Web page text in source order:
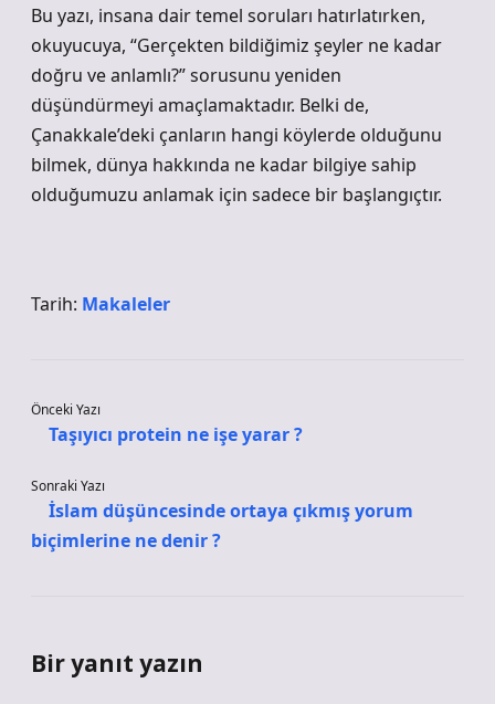
Bu yazı, insana dair temel soruları hatırlatırken,
okuyucuya, “Gerçekten bildiğimiz şeyler ne kadar
doğru ve anlamlı?” sorusunu yeniden
düşündürmeyi amaçlamaktadır. Belki de,
Çanakkale’deki çanların hangi köylerde olduğunu
bilmek, dünya hakkında ne kadar bilgiye sahip
olduğumuzu anlamak için sadece bir başlangıçtır.
Tarih: Makaleler
Önceki Yazı
Taşıyıcı protein ne işe yarar ?
Sonraki Yazı
İslam düşüncesinde ortaya çıkmış yorum
biçimlerine ne denir ?
Bir yanıt yazın